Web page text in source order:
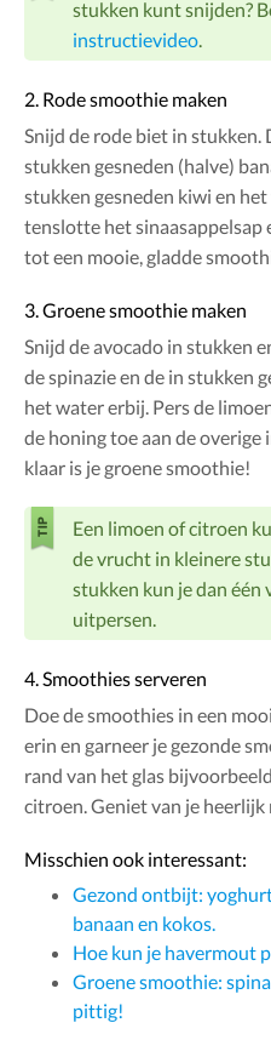
stukken kunt snijden?
instructievideo.
2. Rode smoothie maken
Snijd de rode biet in stukken.
stukken gesneden (halve)
stukken gesneden kiwi en
tenslotte het sinaasappelsap
tot een mooie, gladde
3. Groene smoothie maken
Snijd de avocado in stukken
de spinazie en de in stukken
het water erbij. Pers de
de honing toe aan de overige
klaar is je groene smoothie!
Een limoen of citroen
de vrucht in kleinere
stukken kun je dan één
uitpersen.
4. Smoothies serveren
Doe de smoothies in een
erin en garneer je gezonde
rand van het glas
citroen. Geniet van je heerlijk
Misschien ook interessant:
Gezond ontbijt:
banaan en kokos.
Hoe kun je havermout
Groene smoothie:
pittig!